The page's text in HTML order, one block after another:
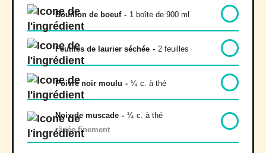
Bouillon de boeuf - 1 boîte de 900 ml
Feuilles de laurier séchée - 2 feuilles
Poivre noir moulu - ¼ c. à thé
Noix de muscade - ¼ c. à thé
râpée finement